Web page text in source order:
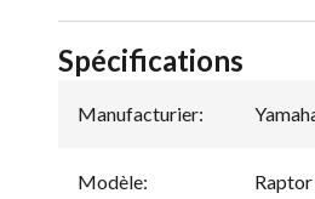
Spécifications
Manufacturier:
Modèle: Raptor